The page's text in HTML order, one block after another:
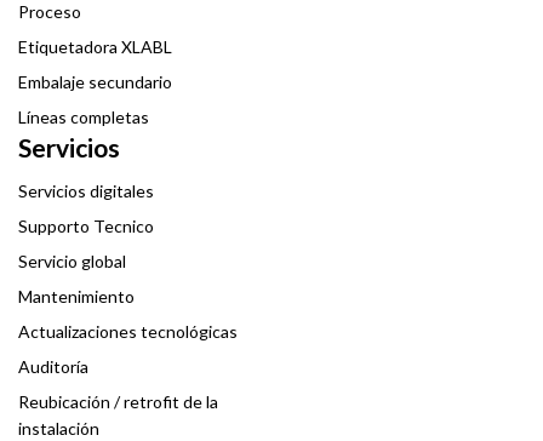
Proceso
Etiquetadora XLABL
Embalaje secundario
Líneas completas
Servicios
Servicios digitales
Supporto Tecnico
Servicio global
Mantenimiento
Actualizaciones tecnológicas
Auditoría
Reubicación / retrofit de la
instalación